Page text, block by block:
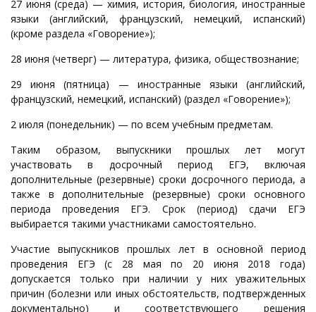
27 июня (среда) — химия, история, биология, иностранные
языки (английский, французский, немецкий, испанский)
(кроме раздела «Говорение»);
28 июня (четверг) — литература, физика, обществознание;
29 июня (пятница) — иностранные языки (английский,
французский, немецкий, испанский) (раздел «Говорение»);
2 июля (понедельник) — по всем учебным предметам.
Таким образом, выпускники прошлых лет могут
участвовать в досрочный период ЕГЭ, включая
дополнительные (резервные) сроки досрочного периода, а
также в дополнительные (резервные) сроки основного
периода проведения ЕГЭ. Срок (период) сдачи ЕГЭ
выбирается такими участниками самостоятельно.
Участие выпускников прошлых лет в основной период
проведения ЕГЭ (с 28 мая по 20 июня 2018 года)
допускается только при наличии у них уважительных
причин (болезни или иных обстоятельств, подтвержденных
документально) и соответствующего решения